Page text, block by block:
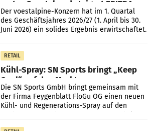
erstes Quartal und steigert EBITDA
Der voestalpine-Konzern hat im 1. Quartal
des Geschäftsjahres 2026/27 (1. April bis 30.
Juni 2026) ein solides Ergebnis erwirtschaftet.
RETAIL
Kühl-Spray: SN Sports bringt „Keep
Cool“ auf den Markt
Die SN Sports GmbH bringt gemeinsam mit
der Firma Feygenblatt FloGu OG einen neuen
Kühl- und Regenerations-Spray auf den